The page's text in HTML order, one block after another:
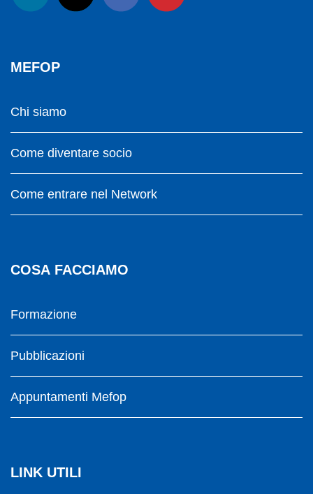
MEFOP
Chi siamo
Come diventare socio
Come entrare nel Network
COSA FACCIAMO
Formazione
Pubblicazioni
Appuntamenti Mefop
LINK UTILI